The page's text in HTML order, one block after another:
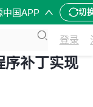
中国APP 切
登录
补丁实现